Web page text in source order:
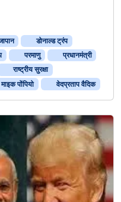
डोनाल्ड ट्रंप
परमाणु
प्रधानमंत्री
राष्ट्रीय सुरक्षा
पोंपियो वेदप्रताप वैदिक